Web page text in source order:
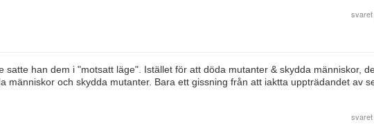
svaret
satte han dem i "motsatt läge". Istället för att döda mutanter & skydda människor,
människor och skydda mutanter. Bara ett gissning från att iaktta uppträdandet av
svaret